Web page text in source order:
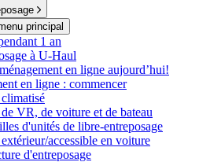
principal
1 an
à U-Haul
en ligne aujourd’hui!
en ligne : commencer
VR, de voiture et de bateau
d'unités de libre-entreposage
accessible en voiture
d'entreposage